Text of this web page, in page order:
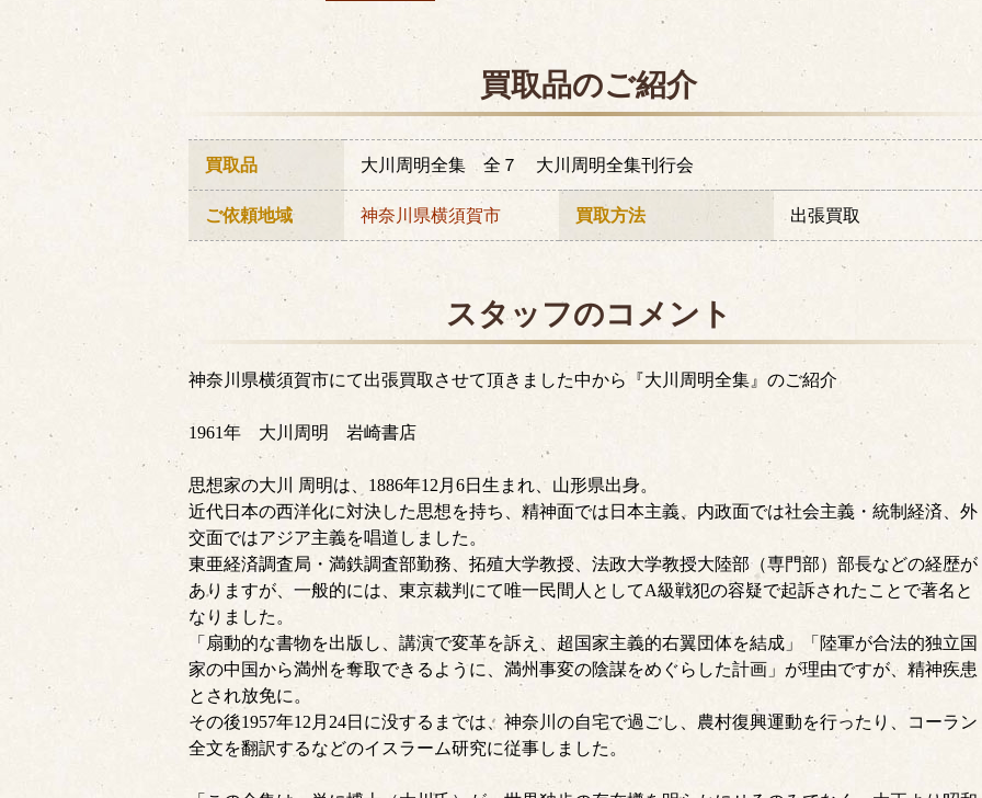
買取品のご紹介
買取品 大川周明全集 全７ 大川周明全集刊行会
ご依頼地域 神奈川県横須賀市 買取方法 出張買取
スタッフのコメント
神奈川県横須賀市にて出張買取させて頂きました中から『大川周明全集』のご紹介
1961年 大川周明 岩崎書店
思想家の大川 周明は、1886年12月6日生まれ、山形県出身。
近代日本の西洋化に対決した思想を持ち、精神面では日本主義、内政面では社会主義・統制経済、外
交面ではアジア主義を唱道しました。
東亜経済調査局・満鉄調査部勤務、拓殖大学教授、法政大学教授大陸部（専門部）部長などの経歴が
ありますが、一般的には、東京裁判にて唯一民間人としてA級戦犯の容疑で起訴されたことで著名と
なりました。
「扇動的な書物を出版し、講演で変革を訴え、超国家主義的右翼団体を結成」「陸軍が合法的独立国
家の中国から満州を奪取できるように、満州事変の陰謀をめぐらした計画」が理由ですが、精神疾患
とされ放免に。
その後1957年12月24日に没するまでは、神奈川の自宅で過ごし、農村復興運動を行ったり、コーラン
全文を翻訳するなどのイスラーム研究に従事しました。